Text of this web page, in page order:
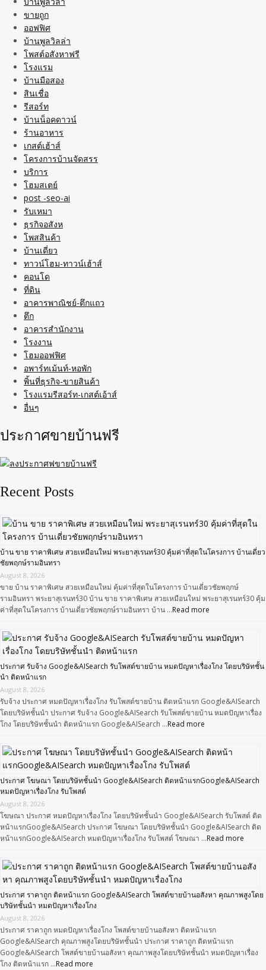
ขายถูก
ออฟฟิศ
บ้านพูลวิลล่า
โพสต์อสังหาฟรี
โรงแรม
บ้านมือสอง
สินเชื่อ
รีสอร์ท
บ้านน็อคดาวน์
ร้านอาหาร
เกสต์เฮ้าส์
โครงการบ้านจัดสรร
บริการ
โฮมสเตย์
post -seo-ai
รับเหมา
ธุรกิจอสังห
โพสสินค้า
บ้านเดี่ยว
ทาวน์โฮม-ทาวน์เฮ้าส์
คอนโด
ที่ดิน
อาคารพาณิชย์-ตึกแถว
ตึก
อาคารสำนักงาน
โรงงาน
โฮมออฟฟิศ
อพาร์ทเม้นท์-หอพัก
พิ้นที่ธุรกิจ-ขายสินค้า
โรงแรมรีสอร์ท-เกสต์เอ้าส์
อื่นๆ
ประกาศขายบ้านฟรี
Recent Posts
บ้าน ขาย ราคาพิเศษ สวยเหมือนใหม่ พระยาสุเรนทร์30 คุ้มค่าที่สุดในโครงการ บ้านเดี่ยว
ชัยพฤกษ์รามอินทรา
August 8, 2026
ขาย บ้าน ราคาพิเศษ สวยเหมือนใหม่ คุ้มค่าที่สุดในโครงการ บ้านเดี่ยวชัยพฤกษ์
รามอินทรา พระยาสุเรนทร์30 บ้าน ขาย ราคาพิเศษ สวยเหมือนใหม่ พระยาสุเรนทร์30 คุ้ม
ค่าที่สุดในโครงการ บ้านเดี่ยวชัยพฤกษ์รามอินทรา บ้าน …Read more
ประกาศ รับจ้าง Google&AISearch รับโพสต์ขายบ้าน หมดปัญหาเรื่องโกง โดยบริษัทชั้น
นำ ติดหน้าแรก
August 8, 2026
รับจ้าง ประกาศ หมดปัญหาเรื่องโกง รับโพสต์ขายบ้าน ติดหน้าแรก Google&AISearch
โดยบริษัทชั้นนำ ประกาศ รับจ้าง Google&AISearch รับโพสต์ขายบ้าน หมดปัญหาเรื่อง
โกง โดยบริษัทชั้นนำ ติดหน้าแรก Google&AISearch …Read more
ประกาศ โฆษณา โดยบริษัทชั้นนำ Google&AISearch ติดหน้าแรกGoogle&AISearch
หมดปัญหาเรื่องโกง รับโพสต์
August 8, 2026
โฆษณา ประกาศ หมดปัญหาเรื่องโกง โดยบริษัทชั้นนำ Google&AISearch รับโพสต์ ติด
หน้าแรกGoogle&AISearch ประกาศ โฆษณา โดยบริษัทชั้นนำ Google&AISearch ติด
หน้าแรกGoogle&AISearch หมดปัญหาเรื่องโกง รับโพสต์ โฆษณา …Read more
ประกาศ ราคาถูก ติดหน้าแรก Google&AISearch โพสต์ขายบ้านอสังหา คุณภาพสูงโดย
บริษัทชั้นนำ หมดปัญหาเรื่องโกง
August 8, 2026
ประกาศ ราคาถูก หมดปัญหาเรื่องโกง โพสต์ขายบ้านอสังหา ติดหน้าแรก
Google&AISearch คุณภาพสูงโดยบริษัทชั้นนำ ประกาศ ราคาถูก ติดหน้าแรก
Google&AISearch โพสต์ขายบ้านอสังหา คุณภาพสูงโดยบริษัทชั้นนำ หมดปัญหาเรื่อง
โกง ติดหน้าแรก …Read more